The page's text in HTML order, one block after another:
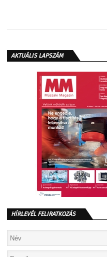
AKTUÁLIS LAPSZÁM
HÍRLEVÉL FELIRATKOZÁS